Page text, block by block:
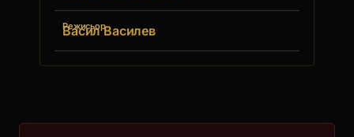
Режисьор
Васил Василев